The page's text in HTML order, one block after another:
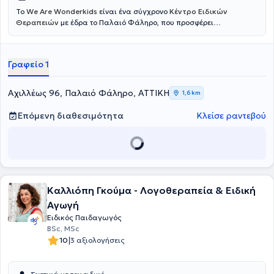
Το We Are Wonderkids είναι ένα σύγχρονο Κέντρο Ειδικών
Θεραπειών με έδρα το Παλαιό Φάληρο, που προσφέρει
παιδιά και εφήβους. Η φιλοσοφία του κέντρου βασίζεται στην
μπορεί να αναδειχθεί μέσα από επιστημονικά τεκμηριωμένες
προσεγγίσεις, ενσυναίσθηση και συνεργασία με την οικογένεια.
Στόχος είναι η δημιουργία ενός ασφαλούς και υποστηρικτικού
περιβάλλοντος, όπου κάθε παιδί μπορεί να εξελιχθεί με τον δικό του
ρυθμό και να χτίσει τα θεμέλια για μια ισορροπημένη και
δημιουργική πορεία.
Γραφείο 1
Αχιλλέως 96, Παλαιό Φάληρο, ΑΤΤΙΚΗ 1,6 km
Επόμενη διαθεσιμότητα Κλείσε ραντεβού
Καλλιόπη Γκούμα - Λογοθεραπεία & Ειδική
Αγωγή
Ειδικός Παιδαγωγός
BSc, MSc
10|3 αξιολογήσεις